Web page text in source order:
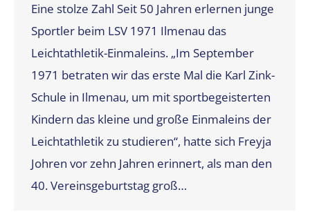
Eine stolze Zahl Seit 50 Jahren erlernen junge
Sportler beim LSV 1971 Ilmenau das
Leichtathletik-Einmaleins. „Im September
1971 betraten wir das erste Mal die Karl­ Zink-
Schule in Ilmenau, um mit sportbegeisterten
Kindern das kleine und große Einmaleins der
Leichtathletik zu studieren“, hatte sich Freyja
Johren vor zehn Jahren erinnert, als man den
40. Vereinsgeburtstag groß…